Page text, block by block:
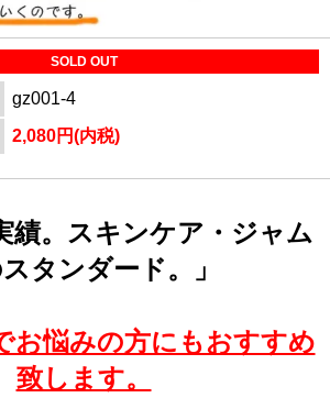
SOLD OUT
gz001-4
2,080円(内税)
績。スキンケア・ジャム
タンダード。」
お悩みの方にもおすすめ
致します。